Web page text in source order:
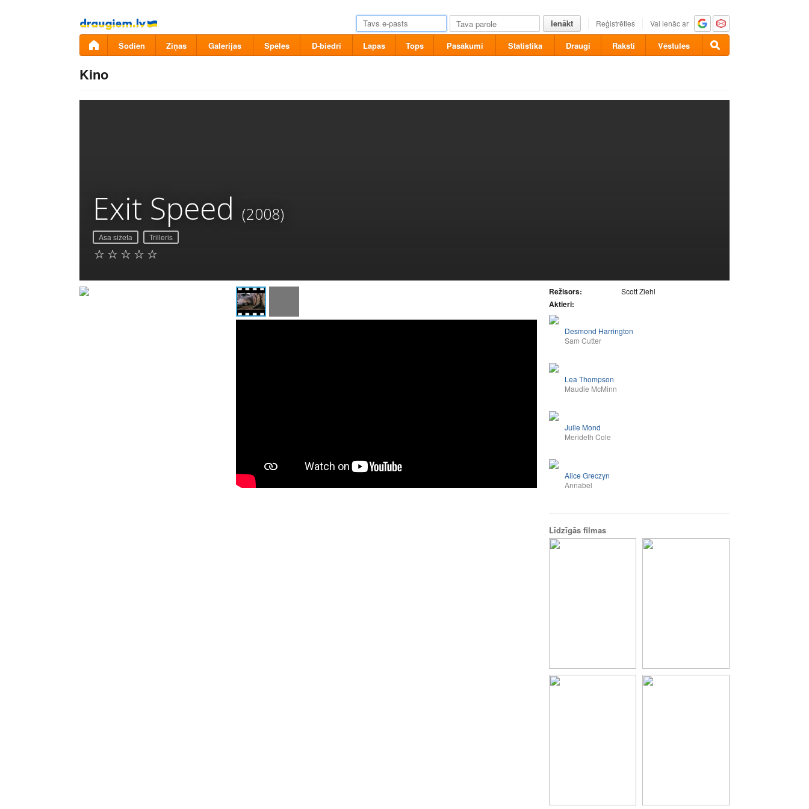
Pāriet
uz
saturu
Ienākt Reģistrēties Vai ienāc ar
Šodien Ziņas Galerijas Spēles D-biedri Lapas Tops Pasākumi Statistika Draugi Raksti Vēstules
Kino
Exit Speed (2008)
Asa sižeta Trilleris
Režisors: Scott Ziehl
Aktieri:
Desmond Harrington
Sam Cutter
Lea Thompson
Maudie McMinn
Julie Mond
Merideth Cole
Alice Greczyn
Annabel
Līdzīgās filmas